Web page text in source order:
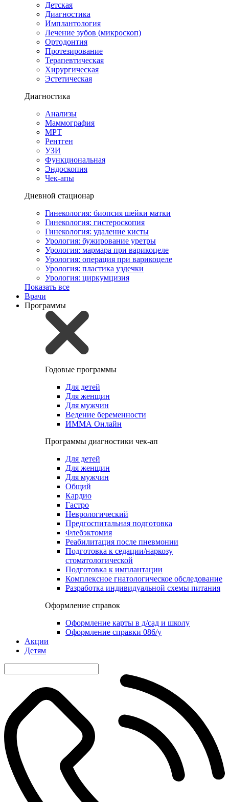
Детская
Диагностика
Имплантология
Лечение зубов (микроскоп)
Ортодонтия
Протезирование
Терапевтическая
Хирургическая
Эстетическая
Диагностика
Анализы
Маммография
МРТ
Рентген
УЗИ
Функциональная
Эндоскопия
Чек-апы
Дневной стационар
Гинекология: биопсия шейки матки
Гинекология: гистероскопия
Гинекология: удаление кисты
Урология: бужирование уретры
Урология: мармара при варикоцеле
Урология: операция при варикоцеле
Урология: пластика уздечки
Урология: циркумцизия
Показать все
Врачи
Программы
Годовые программы
Для детей
Для женщин
Для мужчин
Ведение беременности
ИММА Онлайн
Программы диагностики чек-ап
Для детей
Для женщин
Для мужчин
Общий
Кардио
Гастро
Неврологический
Предгоспитальная подготовка
Флебэктомия
Реабилитация после пневмонии
Подготовка к седации/наркозу
стоматологической
Подготовка к имплантации
Комплексное гнатологическое обследование
Разработка индивидуальной схемы питания
Оформление справок
Оформление карты в д/сад и школу
Оформление справки 086/у
Акции
Детям